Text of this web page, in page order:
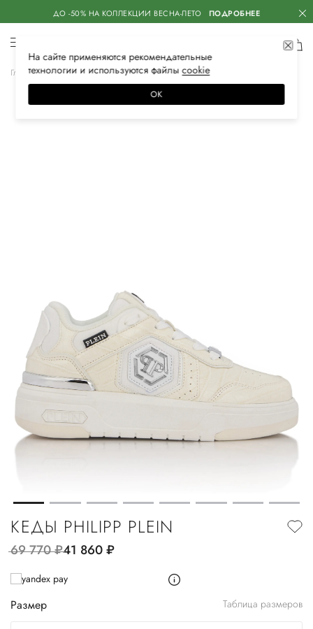
ДО -50% НА КОЛЛЕКЦИИ ВЕСНА-ЛЕТО ПОДРОБНЕЕ
Главная Женское Обувь Кеды
КЕДЫ PHILIPP PLEIN
69 770руб.41 860руб.
Размер Таблица размеров
На сайте применяются рекомендательные
технологии и используются файлысооkiе
ОК